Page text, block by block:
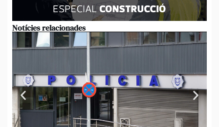
Notícies relacionades